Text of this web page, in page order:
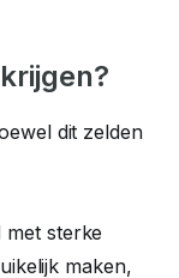
dit zelden
sterke
maken,